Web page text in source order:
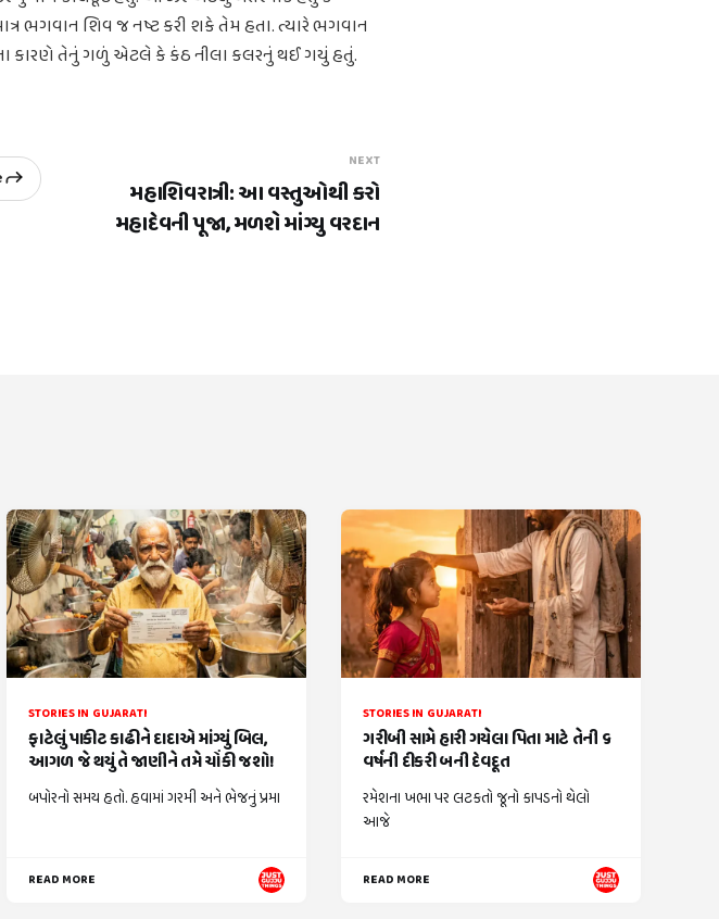
ભગવાન શિવ જ નષ્ટ કરી શકે તેમ હતા. ત્યારે ભગવાન
કારણે તેનું ગળું એટલે કે કંઠ નીલા કલરનું થઈ ગયું હતું.
NEXT
મહાશિવરાત્રી: આ વસ્તુઓથી કરો
મહાદેવની પૂજા, મળશે માંગ્યુ વરદાન
STORIES IN GUJARATI
ફાટેલું પાકીટ કાઢીને દાદાએ માંગ્યું બિલ,
આગળ જે થયું તે જાણીને તમે ચોંકી જશો!
બપોરનો સમય હતો. હવામાં ગરમી અને ભેજનું પ્રમા
READ MORE
STORIES IN GUJARATI
ગરીબી સામે હારી ગયેલા પિતા માટે તેની ૬
વર્ષની દીકરી બની દેવદૂત
રમેશના ખભા પર લટકતો જૂનો કાપડનો થેલો
આજે
READ MORE